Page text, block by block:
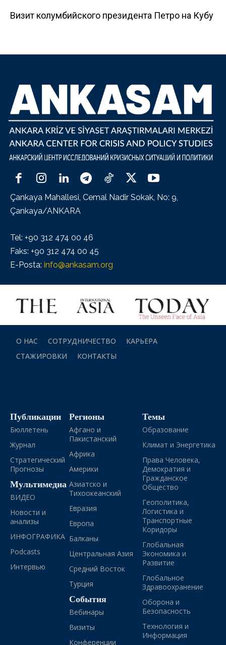
Визит колумбийского президента Петро на Кубу
Çankaya Mahallesi, Cemal Nadir Sokak, No: 9,
Çankaya/ANKARA
Tel: +90 312 474 00 46
Faks: +90 312 474 00 45
E-Posta: info@ankasam.org
О НАС СОТРУДНИЧЕСТВО
КАРЬЕРА
СТАЖИРОВКИ
КОНТАКТЫ
Публикации
Бюллетень
Журнал
Стратегический
Прогнозы
Мультимедиа
ВИДЕО
Новости и
анализы
ИНФОГРАФИКА
Podcasts
Интервью
Регионы
Афгано и
Пакистанский
Африка
Америки
Азиатско и
Тихоокеанский
Евразия
Европа
Балканы
Центральная Азия
Средний Восток
Турция
События
Вебинары
Визиты
Конференции
Темы
Образование
Климат и Энергетика
Права Человека,
Демократия и
Гражданское
Общество
Геополитика,
Логистика и
Транспортные
Коридоры
Глобальная
Экономика и
Развитие
Глобальное
Здравоохранение
Оборона и
Безопасность
Технология и
Информация